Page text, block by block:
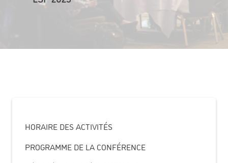
HORAIRE DES ACTIVITÉS
PROGRAMME DE LA CONFÉRENCE